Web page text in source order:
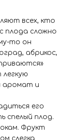
всех, кто
плода сложно
то он
абрикос,
аромат и
его
спелый плод.
Фрукт
слегка